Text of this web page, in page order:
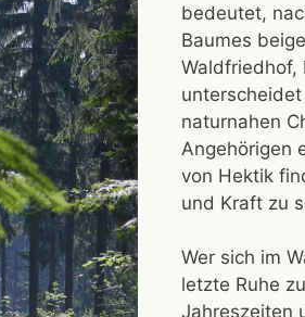
bedeutet,
Baumes
Waldfriedhof,
naturnahen
Angehörigen
von Hektik
und Kraft zu
Wer sich im
letzte Ruhe
Jahreszeiten